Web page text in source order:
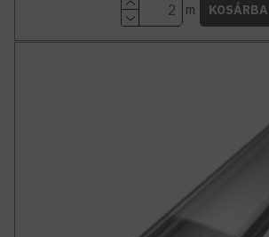
m KOSÁRBA